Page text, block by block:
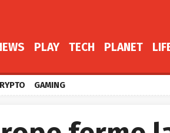
PLAY TECH PLANET
GAMING